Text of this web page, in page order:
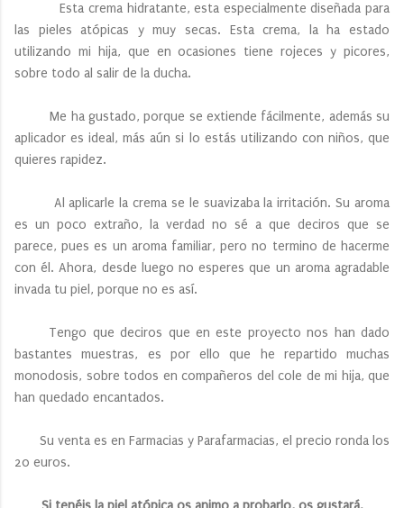
Esta crema hidratante, esta especialmente diseñada para
las pieles atópicas y muy secas. Esta crema, la ha estado
utilizando mi hija, que en ocasiones tiene rojeces y picores,
sobre todo al salir de la ducha.
Me ha gustado, porque se extiende fácilmente, además su
aplicador es ideal, más aún si lo estás utilizando con niños, que
quieres rapidez.
Al aplicarle la crema se le suavizaba la irritación. Su aroma
es un poco extraño, la verdad no sé a que deciros que se
parece, pues es un aroma familiar, pero no termino de hacerme
con él. Ahora, desde luego no esperes que un aroma agradable
invada tu piel, porque no es así.
Tengo que deciros que en este proyecto nos han dado
bastantes muestras, es por ello que he repartido muchas
monodosis, sobre todos en compañeros del cole de mi hija, que
han quedado encantados.
Su venta es en Farmacias y Parafarmacias, el precio ronda los
20 euros.